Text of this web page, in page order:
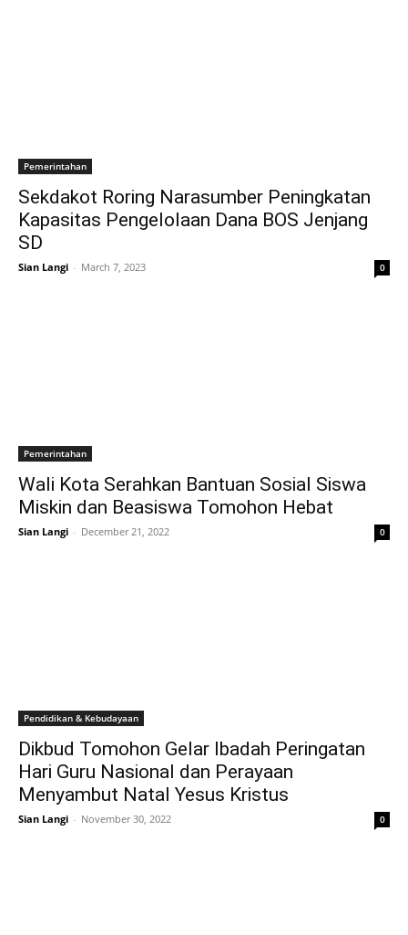
Pemerintahan
Sekdakot Roring Narasumber Peningkatan
Kapasitas Pengelolaan Dana BOS Jenjang
SD
Sian Langi - March 7, 2023 0
Pemerintahan
Wali Kota Serahkan Bantuan Sosial Siswa
Miskin dan Beasiswa Tomohon Hebat
Sian Langi - December 21, 2022 0
Pendidikan & Kebudayaan
Dikbud Tomohon Gelar Ibadah Peringatan
Hari Guru Nasional dan Perayaan
Menyambut Natal Yesus Kristus
Sian Langi - November 30, 2022 0